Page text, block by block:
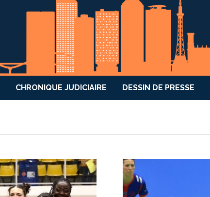
CHRONIQUE JUDICIAIRE DESSIN DE PRESSE